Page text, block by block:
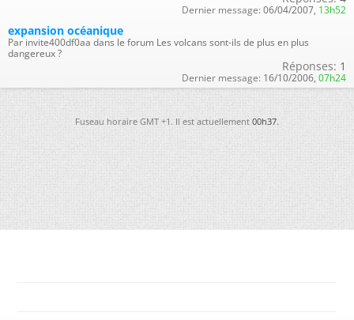
Dernier message: 06/04/2007, 13h52
expansion océanique
Par invite400df0aa dans le forum Les volcans sont-ils de plus en plus
dangereux ?
Réponses: 1
Dernier message: 16/10/2006, 07h24
Fuseau horaire GMT +1. Il est actuellement00h37.